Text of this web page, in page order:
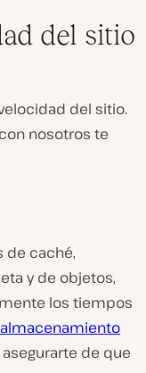
del sitio
del sitio.
nosotros te
de caché,
y de objetos,
los tiempos
de que